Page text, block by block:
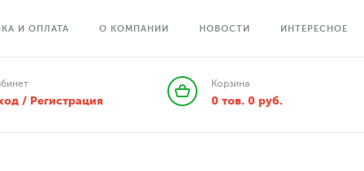
И ОПЛАТА О КОМПАНИИ НОВОСТИ ИНТЕРЕСНОЕ
/ Регистрация
Корзина
0 тов. 0руб.